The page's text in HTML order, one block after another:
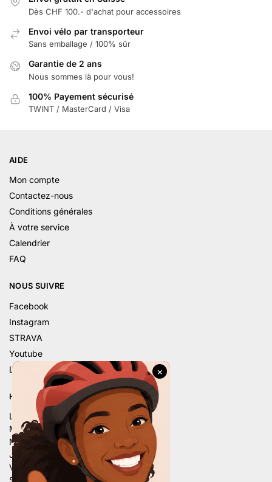
Dès CHF 100.- d'achat pour accessoires
Envoi vélo par transporteur
Sans emballage / 100% sûr
Garantie de 2 ans
Nous sommes là pour vous!
100% Payement sécurisé
TWINT / MasterCard / Visa
AIDE
Mon compte
Contactez-nous
Conditions générales
À votre service
Calendrier
FAQ
NOUS SUIVRE
Facebook
Instagram
STRAVA
Youtube
Linkedin
HORAIRE D’ÉTÉ
Lu. – 9h – 12h | 14h – 18h
Ma. – 9h – 12h | 14h – 18h
Me. – 9h – 12h | 14h – 18h
Je. – 9h – 12h | 14h – 18h
Ve. – 9h – 12h | 14h – 18h
Sa. – 9h – 12h | 13h30 – 16h